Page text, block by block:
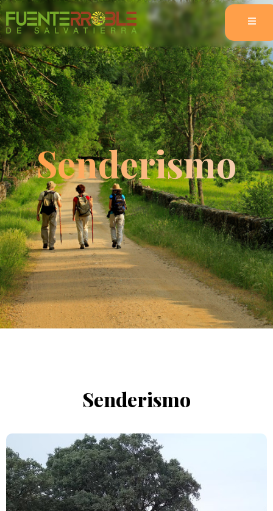
Senderismo
Senderismo